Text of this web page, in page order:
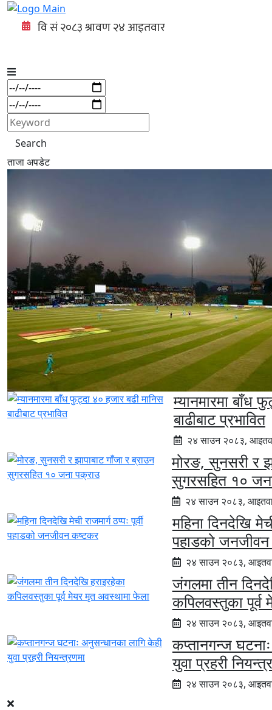
Search
ताजा अपडेट
म्यानमारमा बाँध
बाढीबाट प्रभावित
२४ साउन २०८३,
मोरङ, सुनसरी र
सुगरसहित १०
२४ साउन २०८३,
महिना दिनदेखि
पहाडको
२४ साउन २०८३,
जंगलमा तीन
कपिलवस्तुका पूर्व
२४ साउन २०८३,
कप्तानगन्ज
युवा प्रहरी
२४ साउन २०८३,